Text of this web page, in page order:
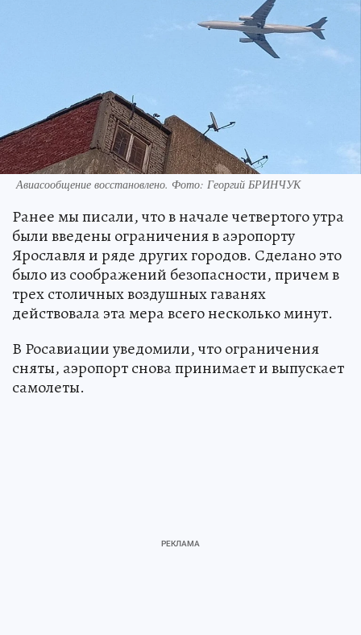
Авиасообщение восстановлено. Фото: Георгий БРИНЧУК
Ранее мы писали, что в начале четвертого утра
были введены ограничения в аэропорту
Ярославля и ряде других городов. Сделано это
было из соображений безопасности, причем в
трех столичных воздушных гаванях
действовала эта мера всего несколько минут.
В Росавиации уведомили, что ограничения
сняты, аэропорт снова принимает и выпускает
самолеты.